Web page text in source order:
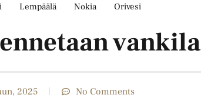
Lempäälä Nokia Orivesi
vankila
2025 No Comments